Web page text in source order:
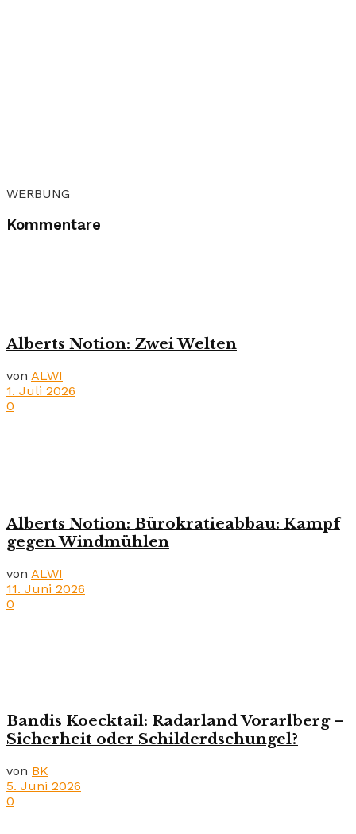
WERBUNG
Kommentare
Alberts Notion: Zwei Welten
von ALWI
1. Juli 2026
0
Alberts Notion: Bürokratieabbau: Kampf
gegen Windmühlen
von ALWI
11. Juni 2026
0
Bandis Koecktail: Radarland Vorarlberg –
Sicherheit oder Schilderdschungel?
von BK
5. Juni 2026
0